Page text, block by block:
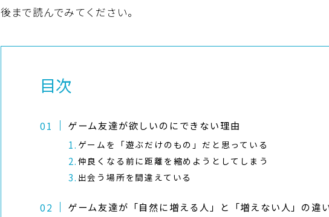
後まで読んでみてください。
目次
ゲーム友達が欲しいのにできない理由
ゲームを「遊ぶだけのもの」だと思っている
仲良くなる前に距離を縮めようとしてしまう
出会う場所を間違えている
ゲーム友達が「自然に増える人」と「増えない人」の違